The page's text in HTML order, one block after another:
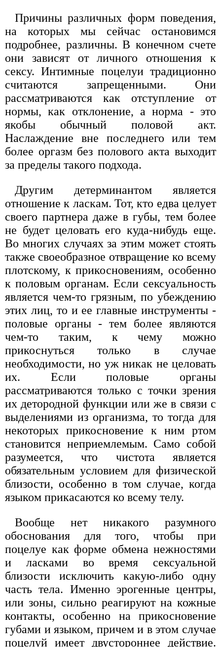
Причины различных форм поведения,
на которых мы сейчас остановимся
подробнее, различны. В конечном счете
они зависят от личного отношения к
сексу. Интимные поцелуи традиционно
считаются запрещенными. Они
рассматриваются как отступление от
нормы, как отклонение, а норма - это
якобы обычный половой акт.
Наслаждение вне последнего или тем
более оргазм без полового акта выходит
за пределы такого подхода.
Другим детерминантом является
отношение к ласкам. Тот, кто едва целует
своего партнера даже в губы, тем более
не будет целовать его куда-нибудь еще.
Во многих случаях за этим может стоять
также своеобразное отвращение ко всему
плотскому, к прикосновениям, особенно
к половым органам. Если сексуальность
является чем-то грязным, по убеждению
этих лиц, то и ее главные инструменты -
половые органы - тем более являются
чем-то таким, к чему можно
прикоснуться только в случае
необходимости, но уж никак не целовать
их. Если половые органы
рассматриваются только с точки зрения
их детородной функции или же в связи с
выделениями из организма, то тогда для
некоторых прикосновение к ним ртом
становится неприемлемым. Само собой
разумеется, что чистота является
обязательным условием для физической
близости, особенно в том случае, когда
языком прикасаются ко всему телу.
Вообще нет никакого разумного
обоснования для того, чтобы при
поцелуе как форме обмена нежностями
и ласками во время сексуальной
близости исключить какую-либо одну
часть тела. Именно эрогенные центры,
или зоны, сильно реагируют на кожные
контакты, особенно на прикосновение
губами и языком, причем и в этом случае
поцелуй имеет двустороннее действие.